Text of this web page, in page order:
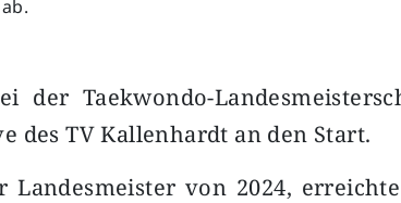
der Taekwondo-
des TV Kallenhardt an den Start.
von 2024,